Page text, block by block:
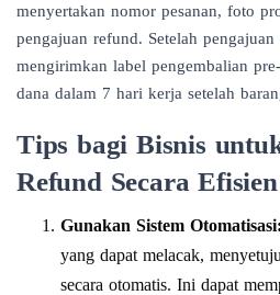
menyertakan nomor pesanan, foto
pengajuan refund. Setelah
mengirimkan label pengembalian
dana dalam 7 hari kerja setelah
Tips bagi Bisnis
Refund Secara Efisien
Gunakan Sistem Otomatisasi:
yang dapat melacak,
secara otomatis. Ini dapat